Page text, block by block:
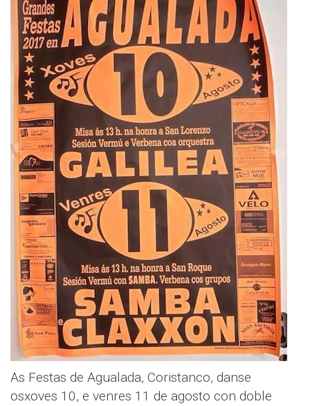
As Festas de Agualada, Coristanco, danse
osxoves 10, e venres 11 de agosto con doble